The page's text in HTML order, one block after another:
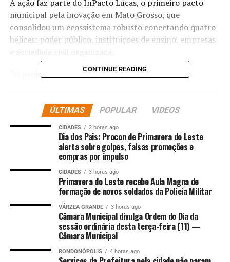
A ação faz parte do InPacto Lucas, o primeiro pacto
municipal pela inovação em Mato Grosso, que
consolidou um ecossistema robusto conectando quatro
hélices: poder público, instituições de ensino, empresas
“O projeto Green School foi uma iniciativa muito
ano do ensino fundamental. O objetivo é oportunizar
que esses alunos conheçam e aprofundem seus
conhecimentos sobre agronegócio, sustentabilidade,
empreendedorismo, educação financeira e projeto de
vida. Então, a ideia é apresentar aos jovens o potencial
de Lucas do Rio Verde, para que possam crescer e
permanecer no município, escolhendo a profissão e o
curso universitário ou técnico com os quais mais se
identifiquem”, destacou a secretária de Educação, Elaine
A reunião também contou com a presença dos ex –
alunos Erick Hoffman e Heykon Alves, que relataram
CONTINUE READING
ÚLTIMAS POPULAR VIDEOS
CIDADES 2 horas ago
Dia dos Pais: Procon de Primavera do Leste
alerta sobre golpes, falsas promoções e
compras por impulso
CIDADES 3 horas ago
Primavera do Leste recebe Aula Magna de
formação de novos soldados da Polícia Militar
VÁRZEA GRANDE 3 horas ago
Câmara Municipal divulga Ordem do Dia da
sessão ordinária desta terça-feira (11) —
Câmara Municipal
RONDONÓPOLIS 4 horas ago